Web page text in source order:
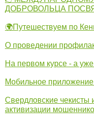
ДОБРОВОЛЬЦА
🌍Путешествуем по
О проведении
На первом курсе - а
Мобильное
Свердловские
активизации